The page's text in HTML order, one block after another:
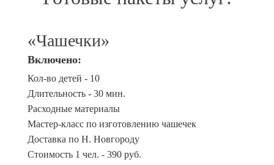
«Чашечки»
Включено:
Кол-во детей - 10
Длительность - 30 мин.
Расходные материалы
Мастер-класс по изготовлению чашечек
Доставка по Н. Новгороду
Стоимость 1 чел. - 390 руб.